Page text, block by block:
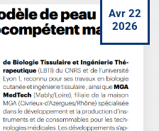
Avr 22
2026